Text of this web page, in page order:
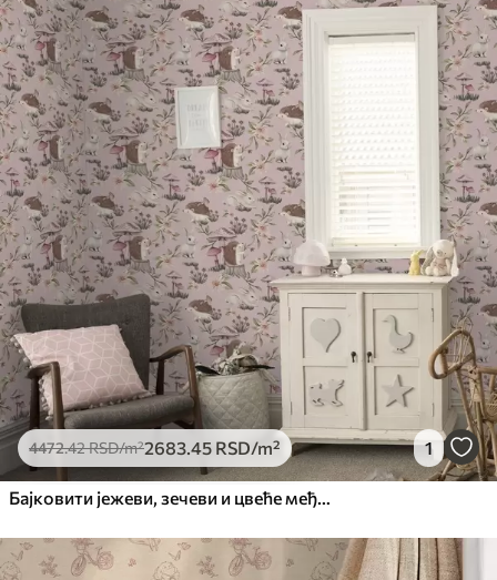
4472.42RSD/m²2683.45 RSD/m² 1
Бајковити јежеви, зечеви и цвеће међу печуркама на ружичастој позадини